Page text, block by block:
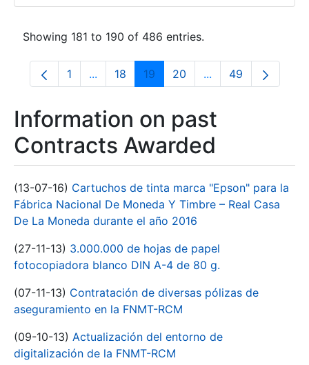
Showing 181 to 190 of 486 entries.
Page
1 ...Intermediate Pages Use TAB to navigate.
Page
18 Page
19 Page
20 ...Intermediate
Page
49
Information on past
Contracts Awarded
(13-07-16) Cartuchos de tinta marca "Epson" para la
Fábrica Nacional De Moneda Y Timbre – Real Casa
De La Moneda durante el año 2016
(27-11-13) 3.000.000 de hojas de papel
fotocopiadora blanco DIN A-4 de 80 g.
(07-11-13) Contratación de diversas pólizas de
aseguramiento en la FNMT-RCM
(09-10-13) Actualización del entorno de
digitalización de la FNMT-RCM